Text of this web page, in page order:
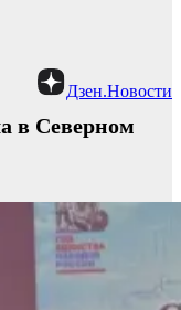
Дзен.Новости
в Северном